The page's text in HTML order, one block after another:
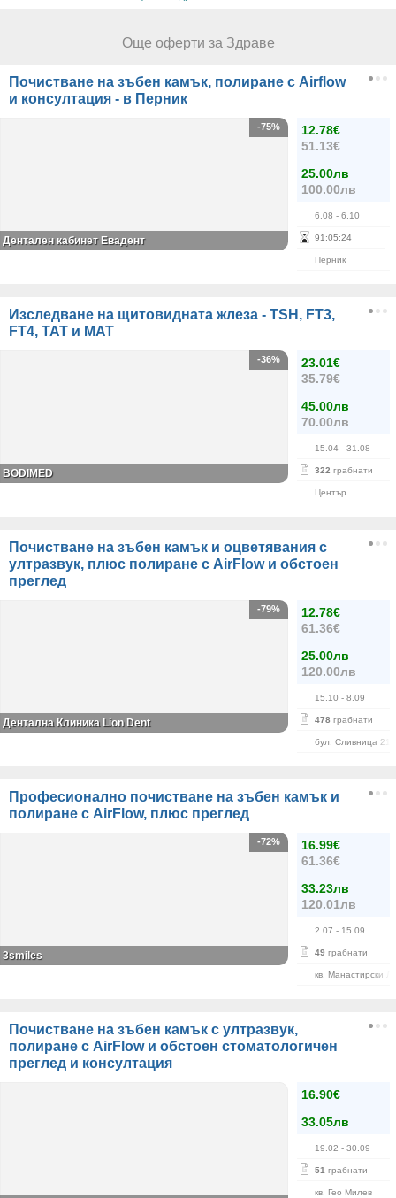
Още оферти за Здраве
Почистване на зъбен камък, полиране с Airflow
и консултация - в Перник
12.78€
51.13€
25.00лв
100.00лв
6.08 - 6.10
91 :05:24
Перник
-75%
Дентален кабинет Евадент
Изследване на щитовидната жлеза - TSH, FT3,
FT4, ТАТ и МАТ
23.01€
35.79€
45.00лв
70.00лв
15.04 - 31.08
322 грабнати
Център
-36%
BODIMED
Почистване на зъбен камък и оцветявания с
ултразвук, плюс полиране с AirFlow и обстоен
преглед
12.78€
61.36€
25.00лв
120.00лв
15.10 - 8.09
478 грабнати
бул. Сливница 215
-79%
Дентална Клиника Lion Dent
Професионално почистване на зъбен камък и
полиране с AirFlow, плюс преглед
16.99€
61.36€
33.23лв
120.01лв
2.07 - 15.09
49 грабнати
кв. Манастирски
-72%
3smiles
Почистване на зъбен камък с ултразвук,
полиране с AirFlow и обстоен стоматологичен
преглед и консултация
16.90€
33.05лв
19.02 - 30.09
51 грабнати
кв. Гео Милев